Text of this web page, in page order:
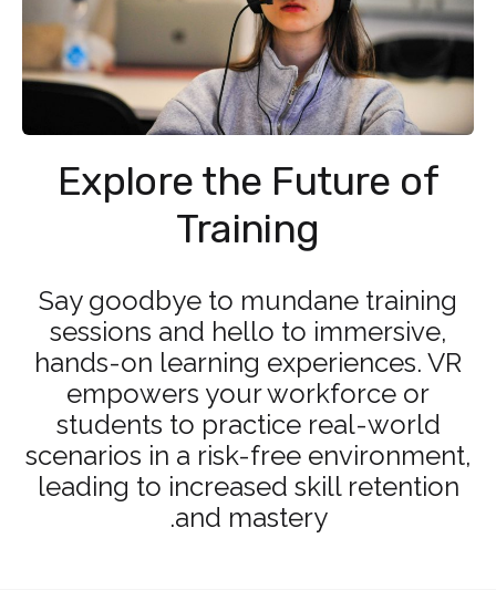
Explore the Future of
Training
Say goodbye to mundane training
sessions and hello to immersive,
hands-on learning experiences. VR
empowers your workforce or
students to practice real-world
scenarios in a risk-free environment,
leading to increased skill retention
and mastery.